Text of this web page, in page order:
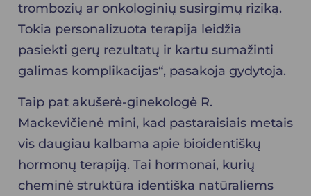
trombozių ar onkologinių susirgimų riziką.
Tokia personalizuota terapija leidžia
pasiekti gerų rezultatų ir kartu sumažinti
galimas komplikacijas“, pasakoja gydytoja.
Taip pat akušerė-ginekologė R.
Mackevičienė mini, kad pastaraisiais metais
vis daugiau kalbama apie bioidentiškų
hormonų terapiją. Tai hormonai, kurių
cheminė struktūra identiška natūraliems